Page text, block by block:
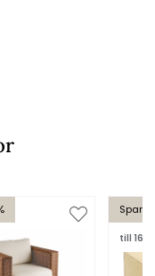
Spara
till 16/8